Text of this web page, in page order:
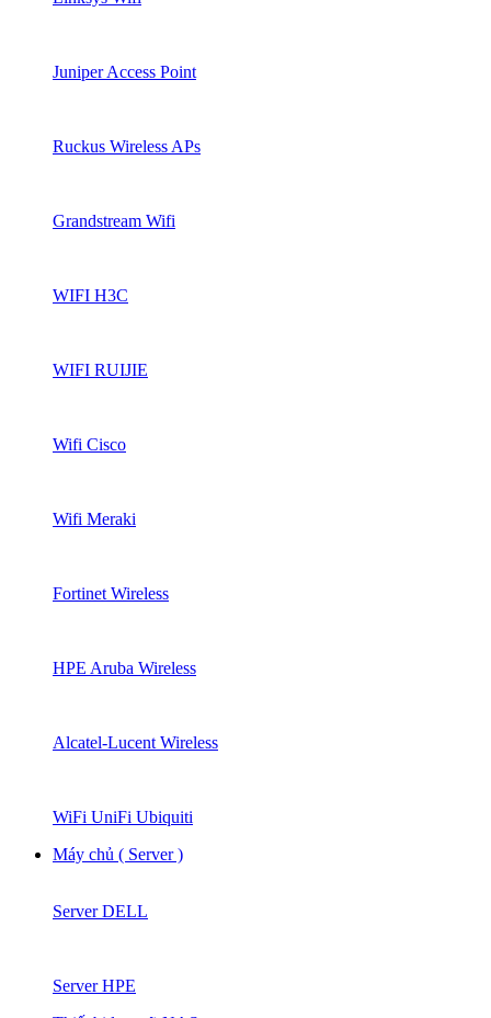
Juniper Access Point
Ruckus Wireless APs
Grandstream Wifi
WIFI H3C
WIFI RUIJIE
Wifi Cisco
Wifi Meraki
Fortinet Wireless
HPE Aruba Wireless
Alcatel-Lucent Wireless
WiFi UniFi Ubiquiti
Máy chủ ( Server )
Server DELL
Server HPE